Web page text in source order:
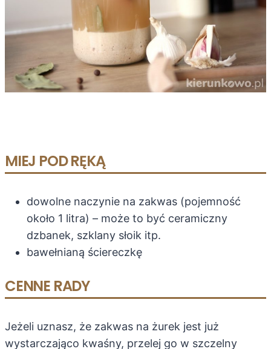
MIEJ POD RĘKĄ
dowolne naczynie na zakwas (pojemność
około 1 litra) – może to być ceramiczny
dzbanek, szklany słoik itp.
bawełnianą ściereczkę
CENNE RADY
Jeżeli uznasz, że zakwas na żurek jest już
wystarczająco kwaśny, przelej go w szczelny